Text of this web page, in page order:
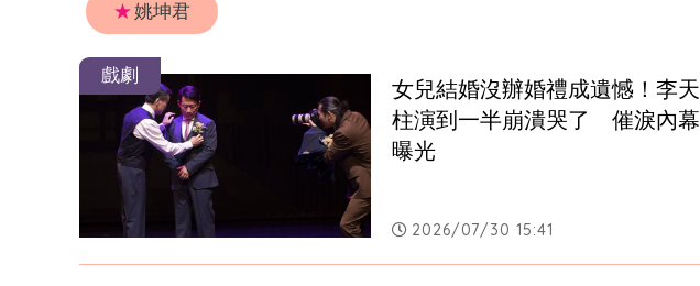
★姚坤君
戲劇
女兒結婚沒辦婚禮成遺憾！李天
柱演到一半崩潰哭了　催淚內幕
曝光
2026/07/30 15:41